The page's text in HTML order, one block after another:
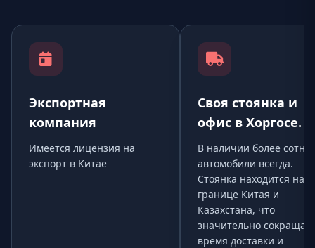
Экспортная
компания
Имеется лицензия на
экспорт в Китае
Своя стоянка и
офис в Хоргосе.
В наличии более сотни
автомобили всегда.
Стоянка находится на
границе Китая и
Казахстана, что
значительно
время доставки и